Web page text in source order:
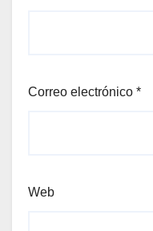
Correo electrónico *
Web